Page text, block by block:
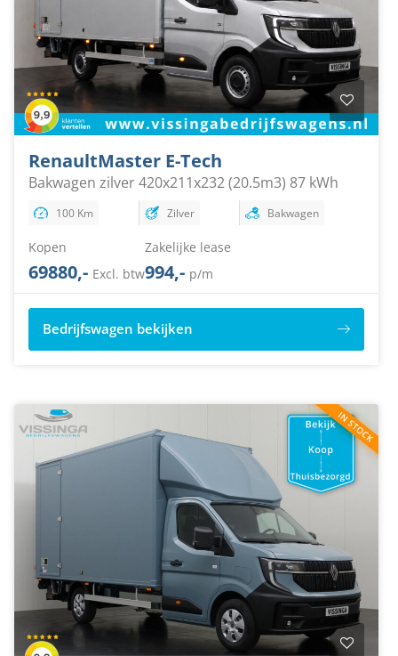
RenaultMaster E-Tech
Bakwagen zilver 420x211x232 (20.5m3) 87 kWh
100 Km Zilver Bakwagen
Kopen
69880,- Excl. btw
Zakelijke lease
994,- p/m
Bedrijfswagen bekijken